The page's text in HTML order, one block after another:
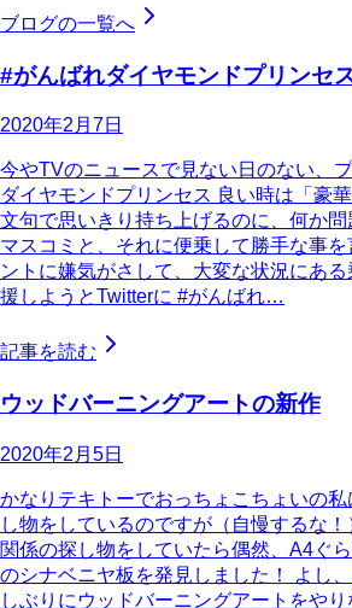
ブログの一覧へ
#がんばれダイヤモンドプリンセ
2020年2月7日
今やTVのニュースで見ない日のない、
ダイヤモンドプリンセス 良い時は「豪
文句で思いきり持ち上げるのに、何か
マスコミと、それに便乗して勝手な事
ントに嫌気がさして、大変な状況にあ
援しようとTwitterに #がんばれ…
記事を読む
ウッドバーニングアートの新作
2020年2月5日
かなりテキトーでおっちょこちょいの
し物をしているのですが（自慢するな
関係の探し物をしていたら偶然、A4ぐ
のシナベニヤ板を発見しました！ よし
しぶりにウッドバーニングアートをや